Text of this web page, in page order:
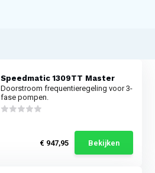
Speedmatic 1309TT Master
Doorstroom frequentieregeling voor 3-
fase pompen.
€ 947,95
Bekijken